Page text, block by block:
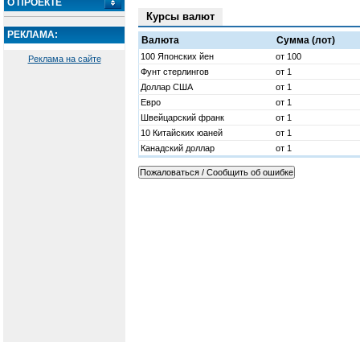
О ПРОЕКТЕ
РЕКЛАМА:
Реклама на сайте
Курсы валют
Валюта Сумма (лот)
100 Японских йен
от 100
Фунт стерлингов
от 1
Доллар США
от 1
Евро
от 1
Швейцарский франк
от 1
10 Китайских юаней
от 1
Канадский доллар
от 1